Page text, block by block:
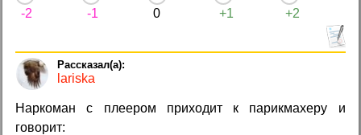
-2 -1 0 +1 +2
lariska
Наркоман с плеером приходит к парикмахеру и
говорит: